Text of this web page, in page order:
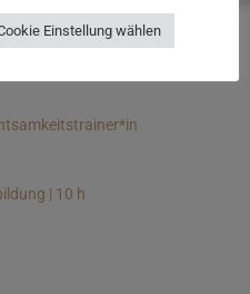
| 10 h
Einstellung wählen